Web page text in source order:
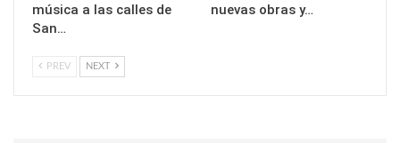
música a las calles de
San…
nuevas obras y…
PREV NEXT